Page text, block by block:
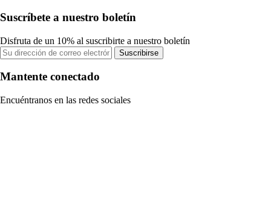
Suscríbete a nuestro boletín
Disfruta de un 10% al suscribirte a nuestro boletín
Suscribirse
Mantente conectado
Encuéntranos en las redes sociales